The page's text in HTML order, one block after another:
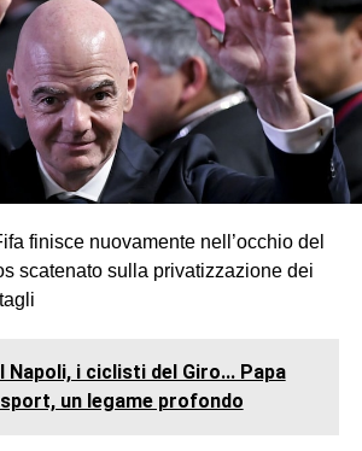
finisce nuovamente nell’occhio del
scatenato sulla privatizzazione dei
Napoli, i ciclisti del Giro... Papa
sport, un legame profondo